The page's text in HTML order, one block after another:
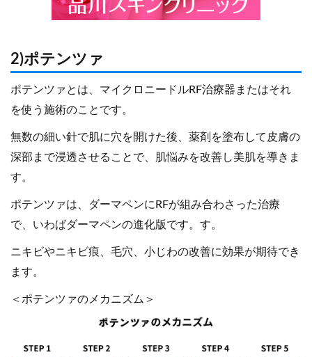
2)ポテンツァ
ポテンツァとは、マイクロニードルRF治療器またはそれ
を使う施術のことです。
無数の細い針で肌に穴を開けた後、薬剤を塗布して皮膚の
深部まで浸透させることで、肌悩みを改善し美肌を導きま
す。
ポテンツァは、ダーマペンにRFが組み合わさった治療
で、いわばダーマペンの進化版です。す。
ニキビやニキビ痕、毛穴、小じわの改善に効果が期待でき
ます。
＜ポテンツァのメカニズム＞